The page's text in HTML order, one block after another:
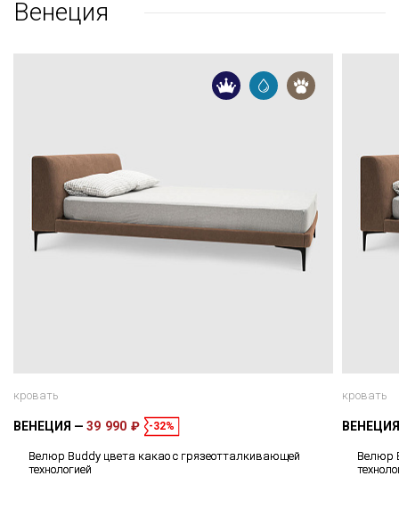
Венеция
кровать
ВЕНЕЦИЯ 39 990 ₽ -32%
Велюр Buddy цвета какао с грязеотталкивающей
технологией
кровать
Велюр